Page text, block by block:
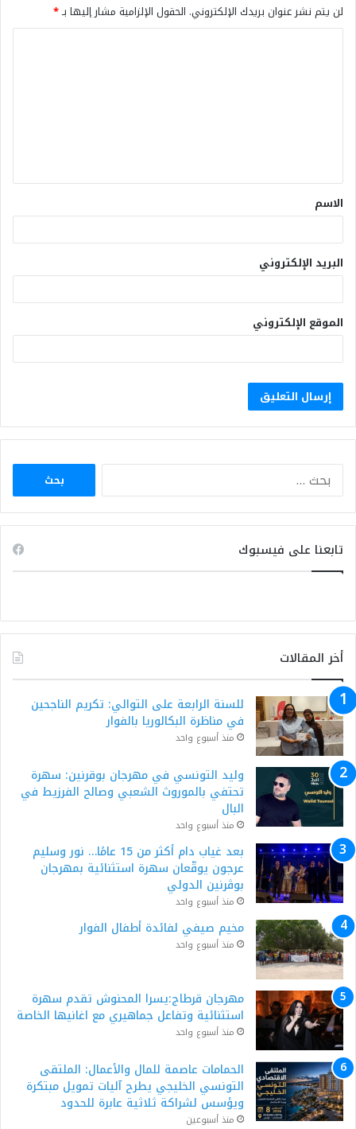
لن يتم نشر عنوان بريدك الإلكتروني. الحقول الإلزامية مشار إليها بـ*
الاسم
البريد الإلكتروني
الموقع الإلكتروني
البحث
تابعنا على فيسبوك
أخر المقالات
للسنة الرابعة على التوالي: تكريم الناجحين
في مناظرة البكالوريا بالفوار
منذ أسبوع واحد
وليد التونسي في مهرجان بوقرنين: سهرة
تحتفي بالموروث الشعبي وصالح الفرزيط في
البال
منذ أسبوع واحد
بعد غياب دام أكثر من 15 عامًا… نور وسليم
عرجون يوقّعان سهرة استثنائية بمهرجان
بوڨرنين الدولي
منذ أسبوع واحد
مخيم صيفي لفائدة أطفال الفوار
منذ أسبوع واحد
مهرجان قرطاج:يسرا المحنوش تقدم سهرة
استثنائية وتفاعل جماهيري مع اغانيها الخاصة
منذ أسبوع واحد
الحمامات عاصمة للمال والأعمال: الملتقى
التونسي الخليجي يطرح آليات تمويل مبتكرة
ويؤسس لشراكة ثلاثية عابرة للحدود
منذ أسبوعين